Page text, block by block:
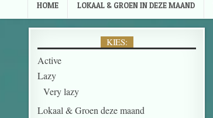
HOME LOKAAL & GROEN IN DEZE MAAND
KIES:
Active
Lazy
Very lazy
Lokaal & Groen deze maand